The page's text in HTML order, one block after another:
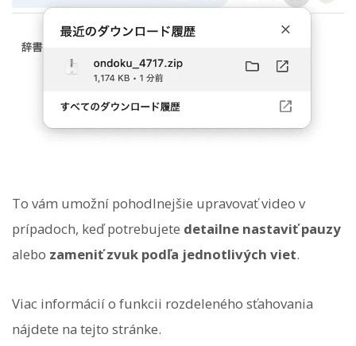
To vám umožní pohodlnejšie upravovať video v
prípadoch, keď potrebujete detailne nastaviť pauzy
alebo zameniť zvuk podľa jednotlivých viet.
Viac informácií o funkcii rozdeleného sťahovania
nájdete na tejto stránke.